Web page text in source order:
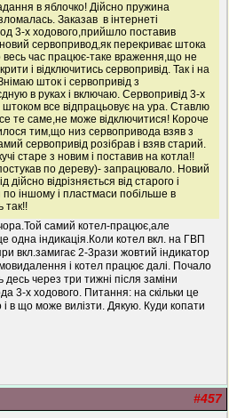
в яблочко! Дійсно пружина
Заказав в інтернеті
3-х ходового,прийшло поставив
сервопривод,як перекриває штока
весь час працює-таке враження,що не
і відключитись сервопривід. Так і на
шток і сервопривід з
в руках і включаю. Сервопривід 3-х
штоком все відпрацьовує на ура. Ставлю
те саме,не може відключитися! Короче
тим,що низ сервопривода взяв з
сервопривід розібрав і взяв старий.
старе з новим і поставив на котла!!
по дереву)- запрацювало. Новий
дійсно відрізняється від старого і
іншому і пластмаси побільше в
так!!
самий котел-працює,але
одна індикація.Коли котел вкл. на ГВП
вкл.замигає 2-3рази жовтий індикатор
і котел працює далі. Почало
десь через три тижні після заміни
3-х ходового. Питання: на скільки це
в що може вилізти. Дякую. Куди копати
#457